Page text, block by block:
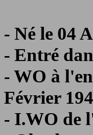
- Né le 04
- Entré
- WO à
Février
- I.WO de